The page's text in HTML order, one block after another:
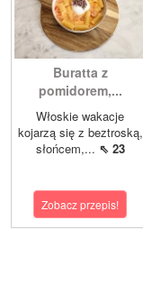
Buratta z
pomidorem,...
Włoskie wakacje
kojarzą się z beztroską,
słońcem,... ⇖ 23
Zobacz przepis!